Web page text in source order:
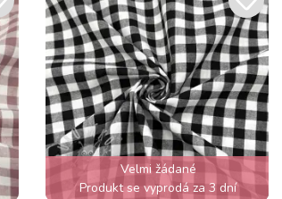
Velmi žádané
Produkt se vyprodá za 3 dní